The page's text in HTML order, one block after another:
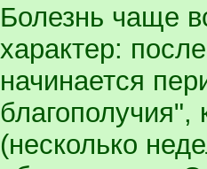
Болезнь чаще
характер:
начинается
благополучия",
(несколько